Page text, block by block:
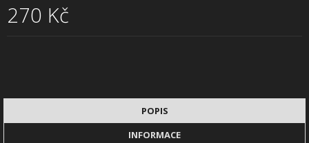
270 Kč
POPIS
INFORMACE